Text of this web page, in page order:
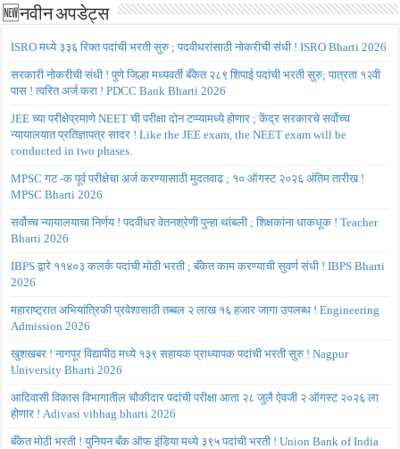
🆕नवीन अपडेट्स
ISRO मध्ये ३३६ रिक्त पदांची भरती सुरु ; पदवीधरांसाठी नोकरीची संधी ! ISRO Bharti 2026
सरकारी नोकरीची संधी ! पुणे जिल्हा मध्यवर्ती बँकेत २८९ शिपाई पदांची भरती सुरु; पात्रता १२वी
पास ! त्वरित अर्ज करा ! PDCC Bank Bharti 2026
JEE च्या परीक्षेप्रमाणे NEET ची परीक्षा दोन टप्प्यामध्ये होणार ; केंद्र सरकारचे सर्वोच्च
न्यायालयात प्रतिज्ञापत्र सादर ! Like the JEE exam, the NEET exam will be
conducted in two phases.
MPSC गट -क पूर्व परीक्षेचा अर्ज करण्यासाठी मुदतवाढ ; १० ऑगस्ट २०२६ अंतिम तारीख !
MPSC Bharti 2026
सर्वोच्च न्यायालयाचा निर्णय ! पदवीधर वेतनश्रेणी पुन्हा थांबली ; शिक्षकांना धाकधूक ! Teacher
Bharti 2026
IBPS द्वारे ११४०३ कलर्क पदांची मोठी भरती ; बँकेत काम करण्याची सुवर्ण संधी ! IBPS Bharti
2026
महाराष्ट्रात अभियांत्रिकी प्रवेशासाठी तब्बल २ लाख १६ हजार जागा उपलब्ध ! Engineering
Admission 2026
खुशखबर ! नागपूर विद्यापीठ मध्ये १३९ सहायक प्राध्यापक पदांची भरती सुरु ! Nagpur
University Bharti 2026
आदिवासी विकास विभागातील चौकीदार पदांची परीक्षा आता २८ जुलै ऐवजी २ ऑगस्ट २०२६ ला
होणार ! Adivasi vibhag bharti 2026
बँकेत मोठी भरती ! युनियन बँक ऑफ इंडिया मध्ये ३९५ पदांची भरती ! Union Bank of India